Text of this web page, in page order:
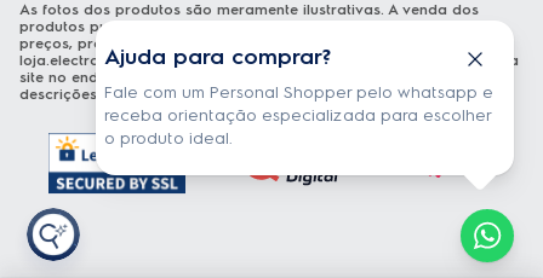
Ajuda para comprar?
Fale com um Personal Shopper pelo whatsapp e
receba orientação especializada para escolher
o produto ideal.
As fotos dos produtos são meramente ilustrativas. A venda dos
produtos publicados está sujeita a disponibilidade de estoque. Os
preços, promoções e formas de pagamento publicados em
loja.electrolux.com.br
estão válidos exclusivamente para compra via
site no endereço mencionado. As especificações técnicas e
descrições estão sujeitas a alterações sem aviso prévio.